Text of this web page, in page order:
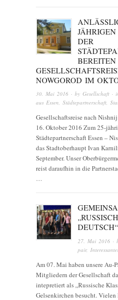
DER
NOWGOROD IM
30. Mai 2016 · by Gesellschaft ·
aus Essen, Städtepartnerschaft,
Gesellschaftsreise nach
16. Oktober 2016 Zum 25-
Städtepartnerschaft Essen –
das Stadtoberhaupt Ivan
September. Unser
reist daraufhin in die
…
DEUTSCH“
27. Mai 2016 ·
pair,
Am 07. Mai haben unsere Au-
Mitgliedern der Gesellschaft
intepretiert als „Russische
Gelsenkirchen besucht.